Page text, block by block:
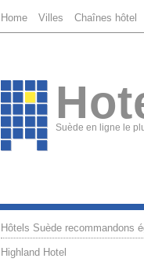
Home Villes Chaînes hôtel
Suède en ligne le
Hôtels Suède recommandons
Highland Hotel